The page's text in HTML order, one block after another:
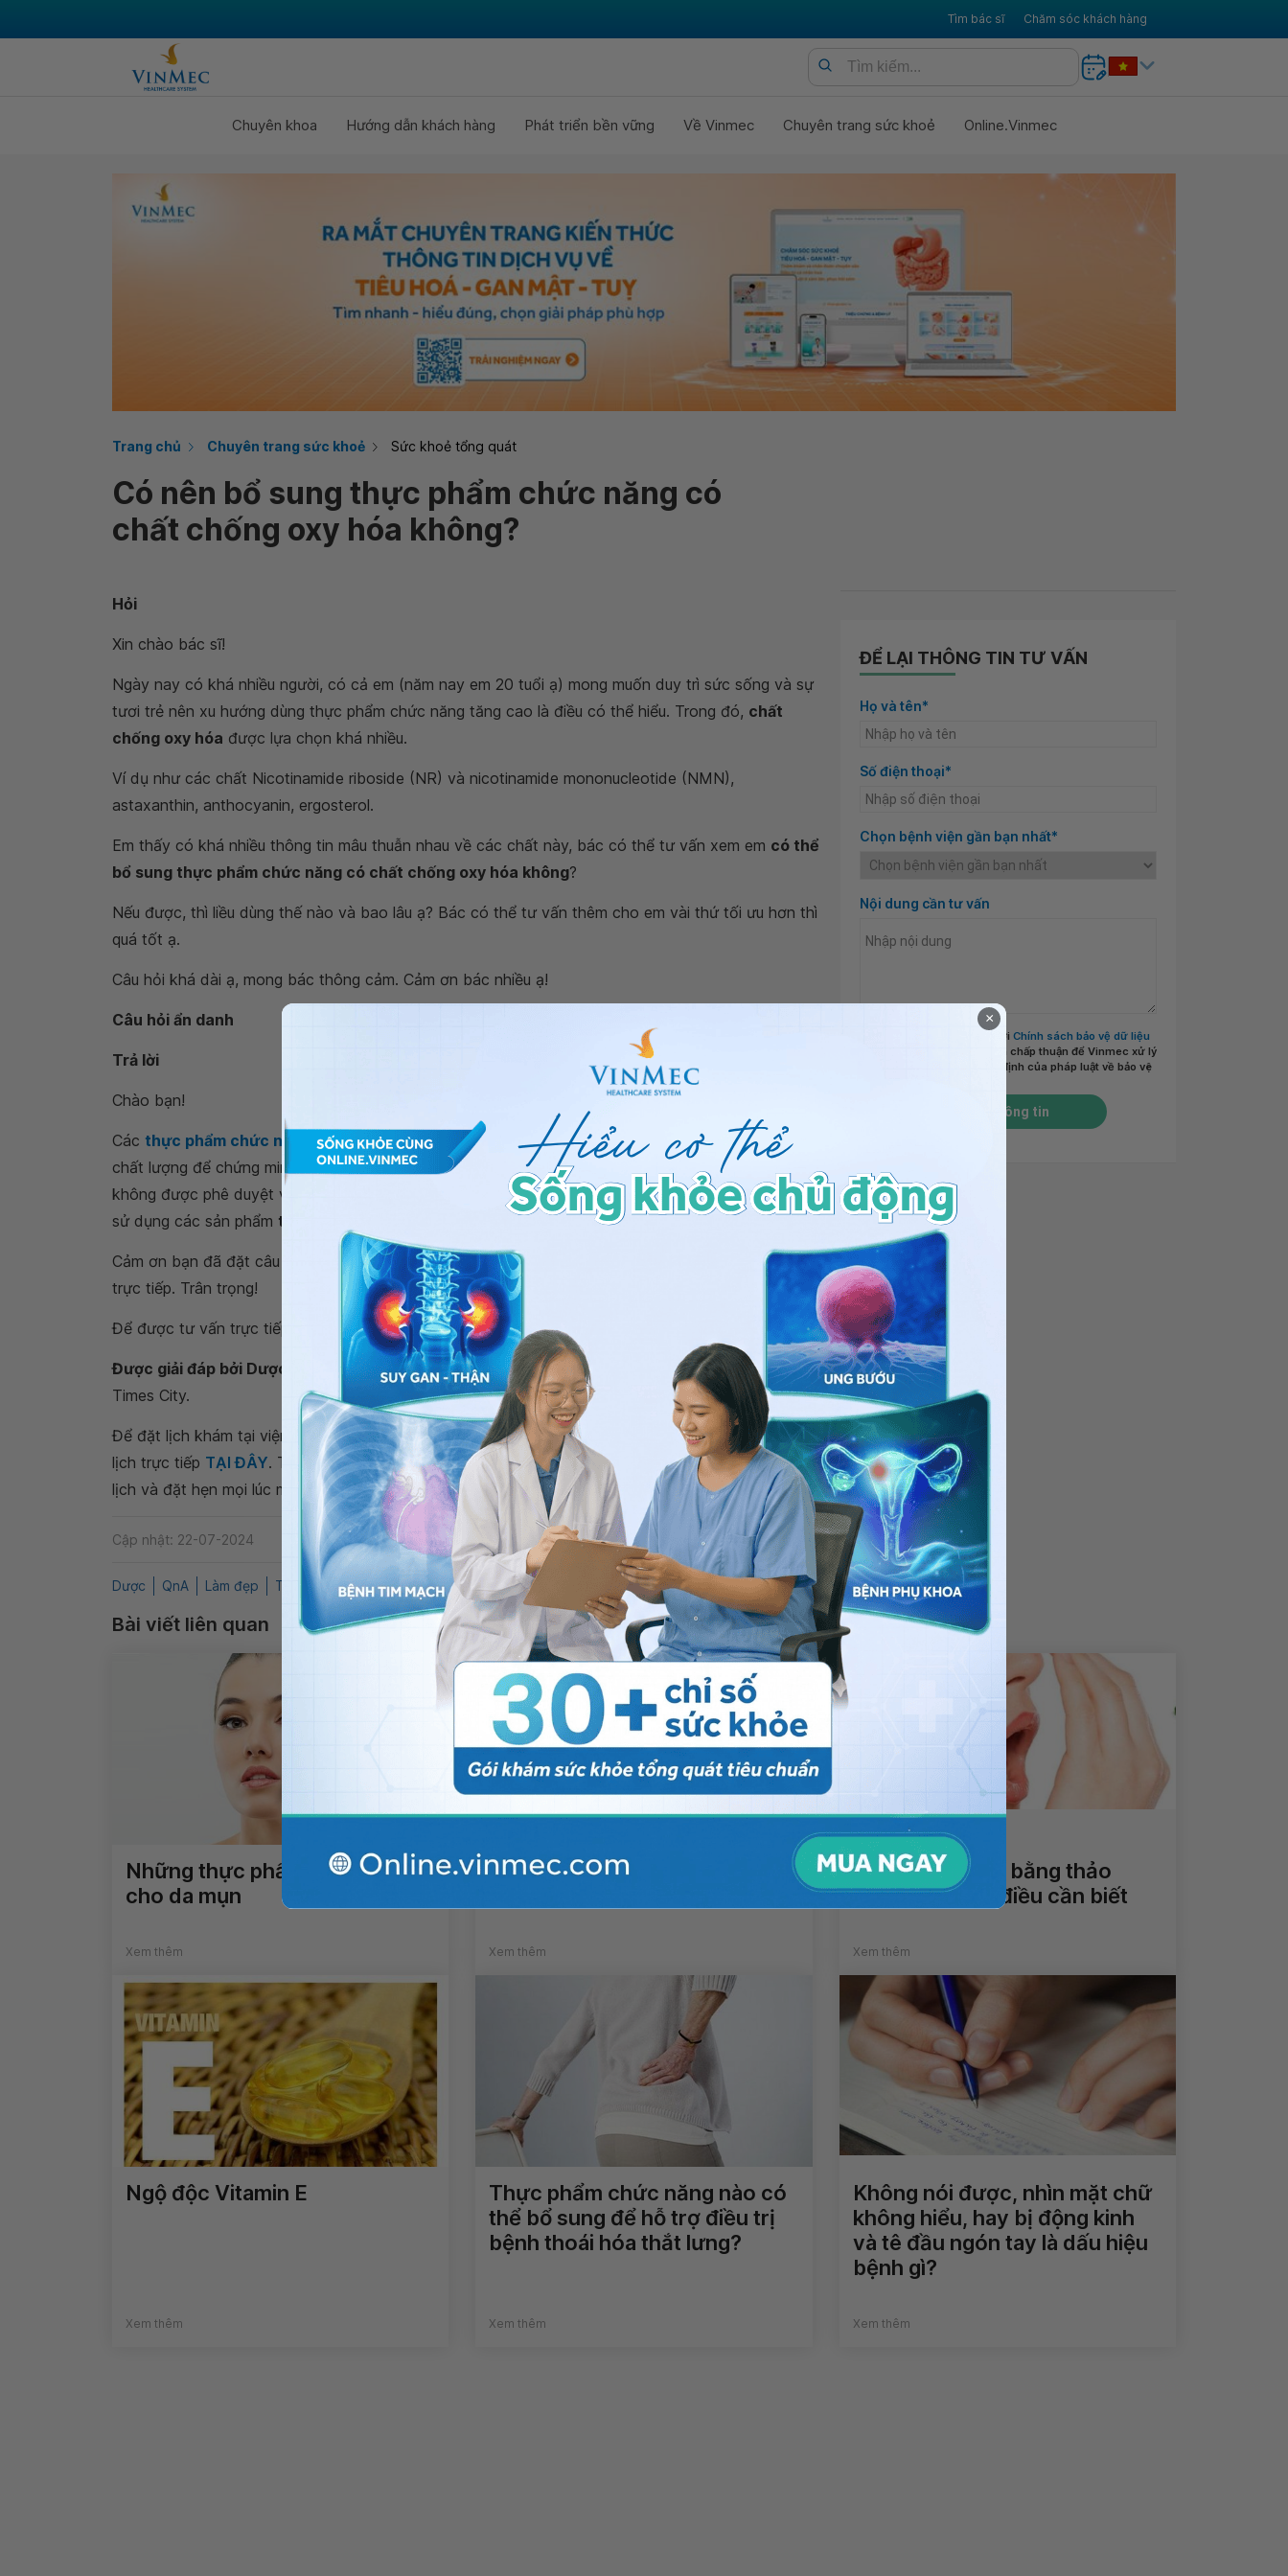
Tìm bác sĩ Chăm sóc khách hàng
Chuyên khoa Hướng dẫn khách hàng Phát triển bền vững Về Vinmec Chuyên trang sức khoẻ Online.Vinmec
Trang chủ Chuyên trang sức khoẻ Sức khoẻ tổng quát
Có nên bổ sung thực phẩm chức năng có
chất chống oxy hóa không?
Hỏi
Xin chào bác sĩ!
Ngày nay có khá nhiều người, có cả em (năm nay em 20 tuổi ạ) mong muốn duy trì sức sống và sự
tươi trẻ nên xu hướng dùng thực phẩm chức năng tăng cao là điều có thể hiểu. Trong đó, chất
chống oxy hóa được lựa chọn khá nhiều.
Ví dụ như các chất Nicotinamide riboside (NR) và nicotinamide mononucleotide (NMN),
astaxanthin, anthocyanin, ergosterol.
Em thấy có khá nhiều thông tin mâu thuẫn nhau về các chất này, bác có thể tư vấn xem em có thể
bổ sung thực phẩm chức năng có chất chống oxy hóa không?
Nếu được, thì liều dùng thế nào và bao lâu ạ? Bác có thể tư vấn thêm cho em vài thứ tối ưu hơn thì
quá tốt ạ.
Câu hỏi khá dài ạ, mong bác thông cảm. Cảm ơn bác nhiều ạ!
Câu hỏi ẩn danh
Trả lời
Chào bạn!
Các thực phẩm chức năng
không phải là thuốc và không thông qua cơ quan chức năng kiểm định
chất lượng để chứng minh hiệu quả và an toàn của sản phẩm. Các thông tin từ nhà cung cấp cũng
không được phê duyệt và xác minh là tính chính xác. Do đó cần hết sức thận trọng khi cân nhắc
sử dụng các sản phẩm thực phẩm chức năng có chất chống oxy hóabạn nhé.
Cảm ơn bạn đã đặt câu hỏi tới Hệ thống Y tế Vinmec, rất mong được gặp bạn để được tư vấn
trực tiếp. Trân trọng!
Để được tư vấn trực tiếp, Quý Khách vui lòng bấm sốHOTLINEhoặc đăng ký trực tuyến TẠI ĐÂY.
Được giải đáp bởi Dược sĩ Dương Thu Hương- Khoa Dược - Bệnh viện Đa khoa Quốc tế Vinmec
Times City.
Để đặt lịch khám tại viện, Quý khách vui lòng bấm sốHOTLINE, đặt mua GÓI DỊCH VỤ hoặc đặt
lịch trực tiếp TẠI ĐÂY. Tải và đặt lịch khám tự động trên ứng dụng My Vinmec để quản lý, theo dõi
lịch và đặt hẹn mọi lúc mọi nơi ngay trên ứng dụng.
Cập nhật: 22-07-2024 Chia sẻ
Dược QnA Làm đẹp Thực phẩm chức năng Chất chống oxy hóa
ĐỂ LẠI THÔNG TIN TƯ VẤN
Họ và tên*
Số điện thoại*
Chọn bệnh viện gần bạn nhất*
Nội dung cần tư vấn
Tôi đã đọc và đồng ý với Chính sách bảo vệ dữ liệu
và chấp thuận để Vinmec xử lý
DLCN của tôi theo quy định của pháp luật về bảo vệ
Gửi thông tin
Bài viết liên quan
Những thực phẩm không tốt
cho da mụn
Xem thêm
Tê cánh tay kèm đau gót chân
Xem thêm
Giảm hôi miệng bằng thảo
dược - Những điều cần biết
Xem thêm
Ngộ độc Vitamin E
Xem thêm
Thực phẩm chức năng nào có
thể bổ sung để hỗ trợ điều trị
bệnh thoái hóa thắt lưng?
Xem thêm
Không nói được, nhìn mặt chữ
không hiểu, hay bị động kinh
và tê đầu ngón tay là dấu hiệu
bệnh gì?
Xem thêm
×